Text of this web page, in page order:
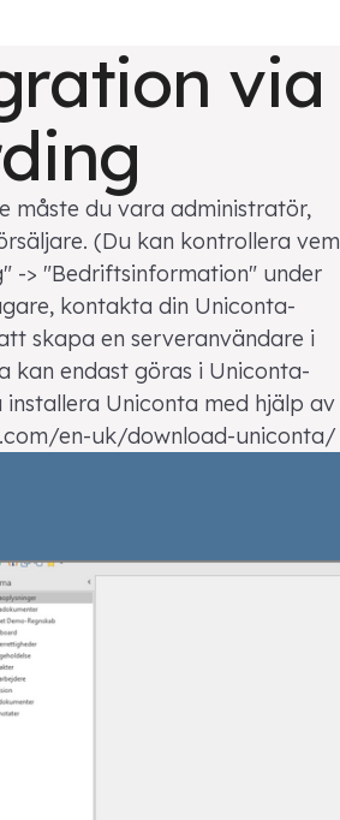
via
måste du vara administratör,
(Du kan kontrollera vem
-> "Bedriftsinformation" under
kontakta din Uniconta-
skapa en serveranvändare i
kan endast göras i Uniconta-
Uniconta med hjälp av
en-uk/download-uniconta/